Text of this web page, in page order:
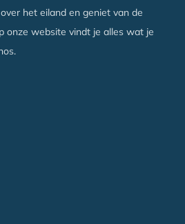
het eiland en geniet van de
onze website vindt je alles wat je